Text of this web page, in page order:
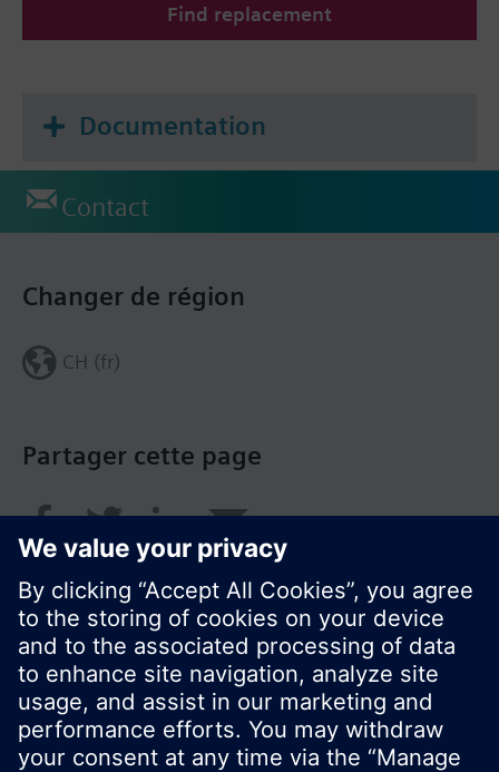
Find replacement
Documentation
Contact
Partager cette page
Changer de région
CH (fr)
© Siemens Switzerland Ltd. 2018